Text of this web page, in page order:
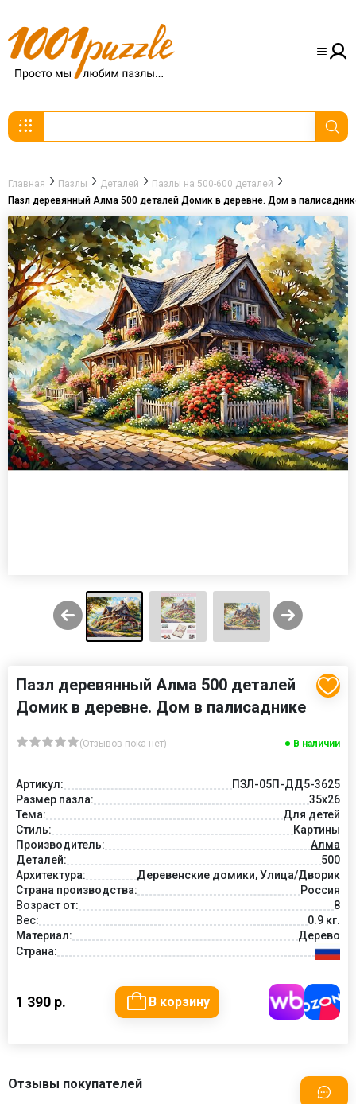
Главная Пазлы Деталей
Пазлы на 500-600 деталей
Пазл деревянный Алма 500 деталей Домик в деревне. Дом в
Пазл деревянный Алма 500 деталей
Домик в деревне. Дом в палисаднике
(Отзывов пока нет) В наличии
Артикул:
ПЗЛ-05П-ДД5-3625
Размер пазла:
35х26
Тема:
Для детей
Стиль:
Картины
Производитель:
Алма
Деталей:
500
Архитектура:
Деревенские домики, Улица/Дворик
Страна производства:
Россия
Возраст от:
8
Вес:
0.9 кг.
Материал:
Дерево
Страна:
1 390 р. В корзину
Отзывы покупателей